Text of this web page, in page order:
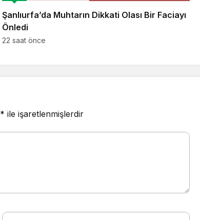
Şanlıurfa’da Muhtarın Dikkati Olası Bir Faciayı
Önledi
22 saat önce
* ile işaretlenmişlerdir